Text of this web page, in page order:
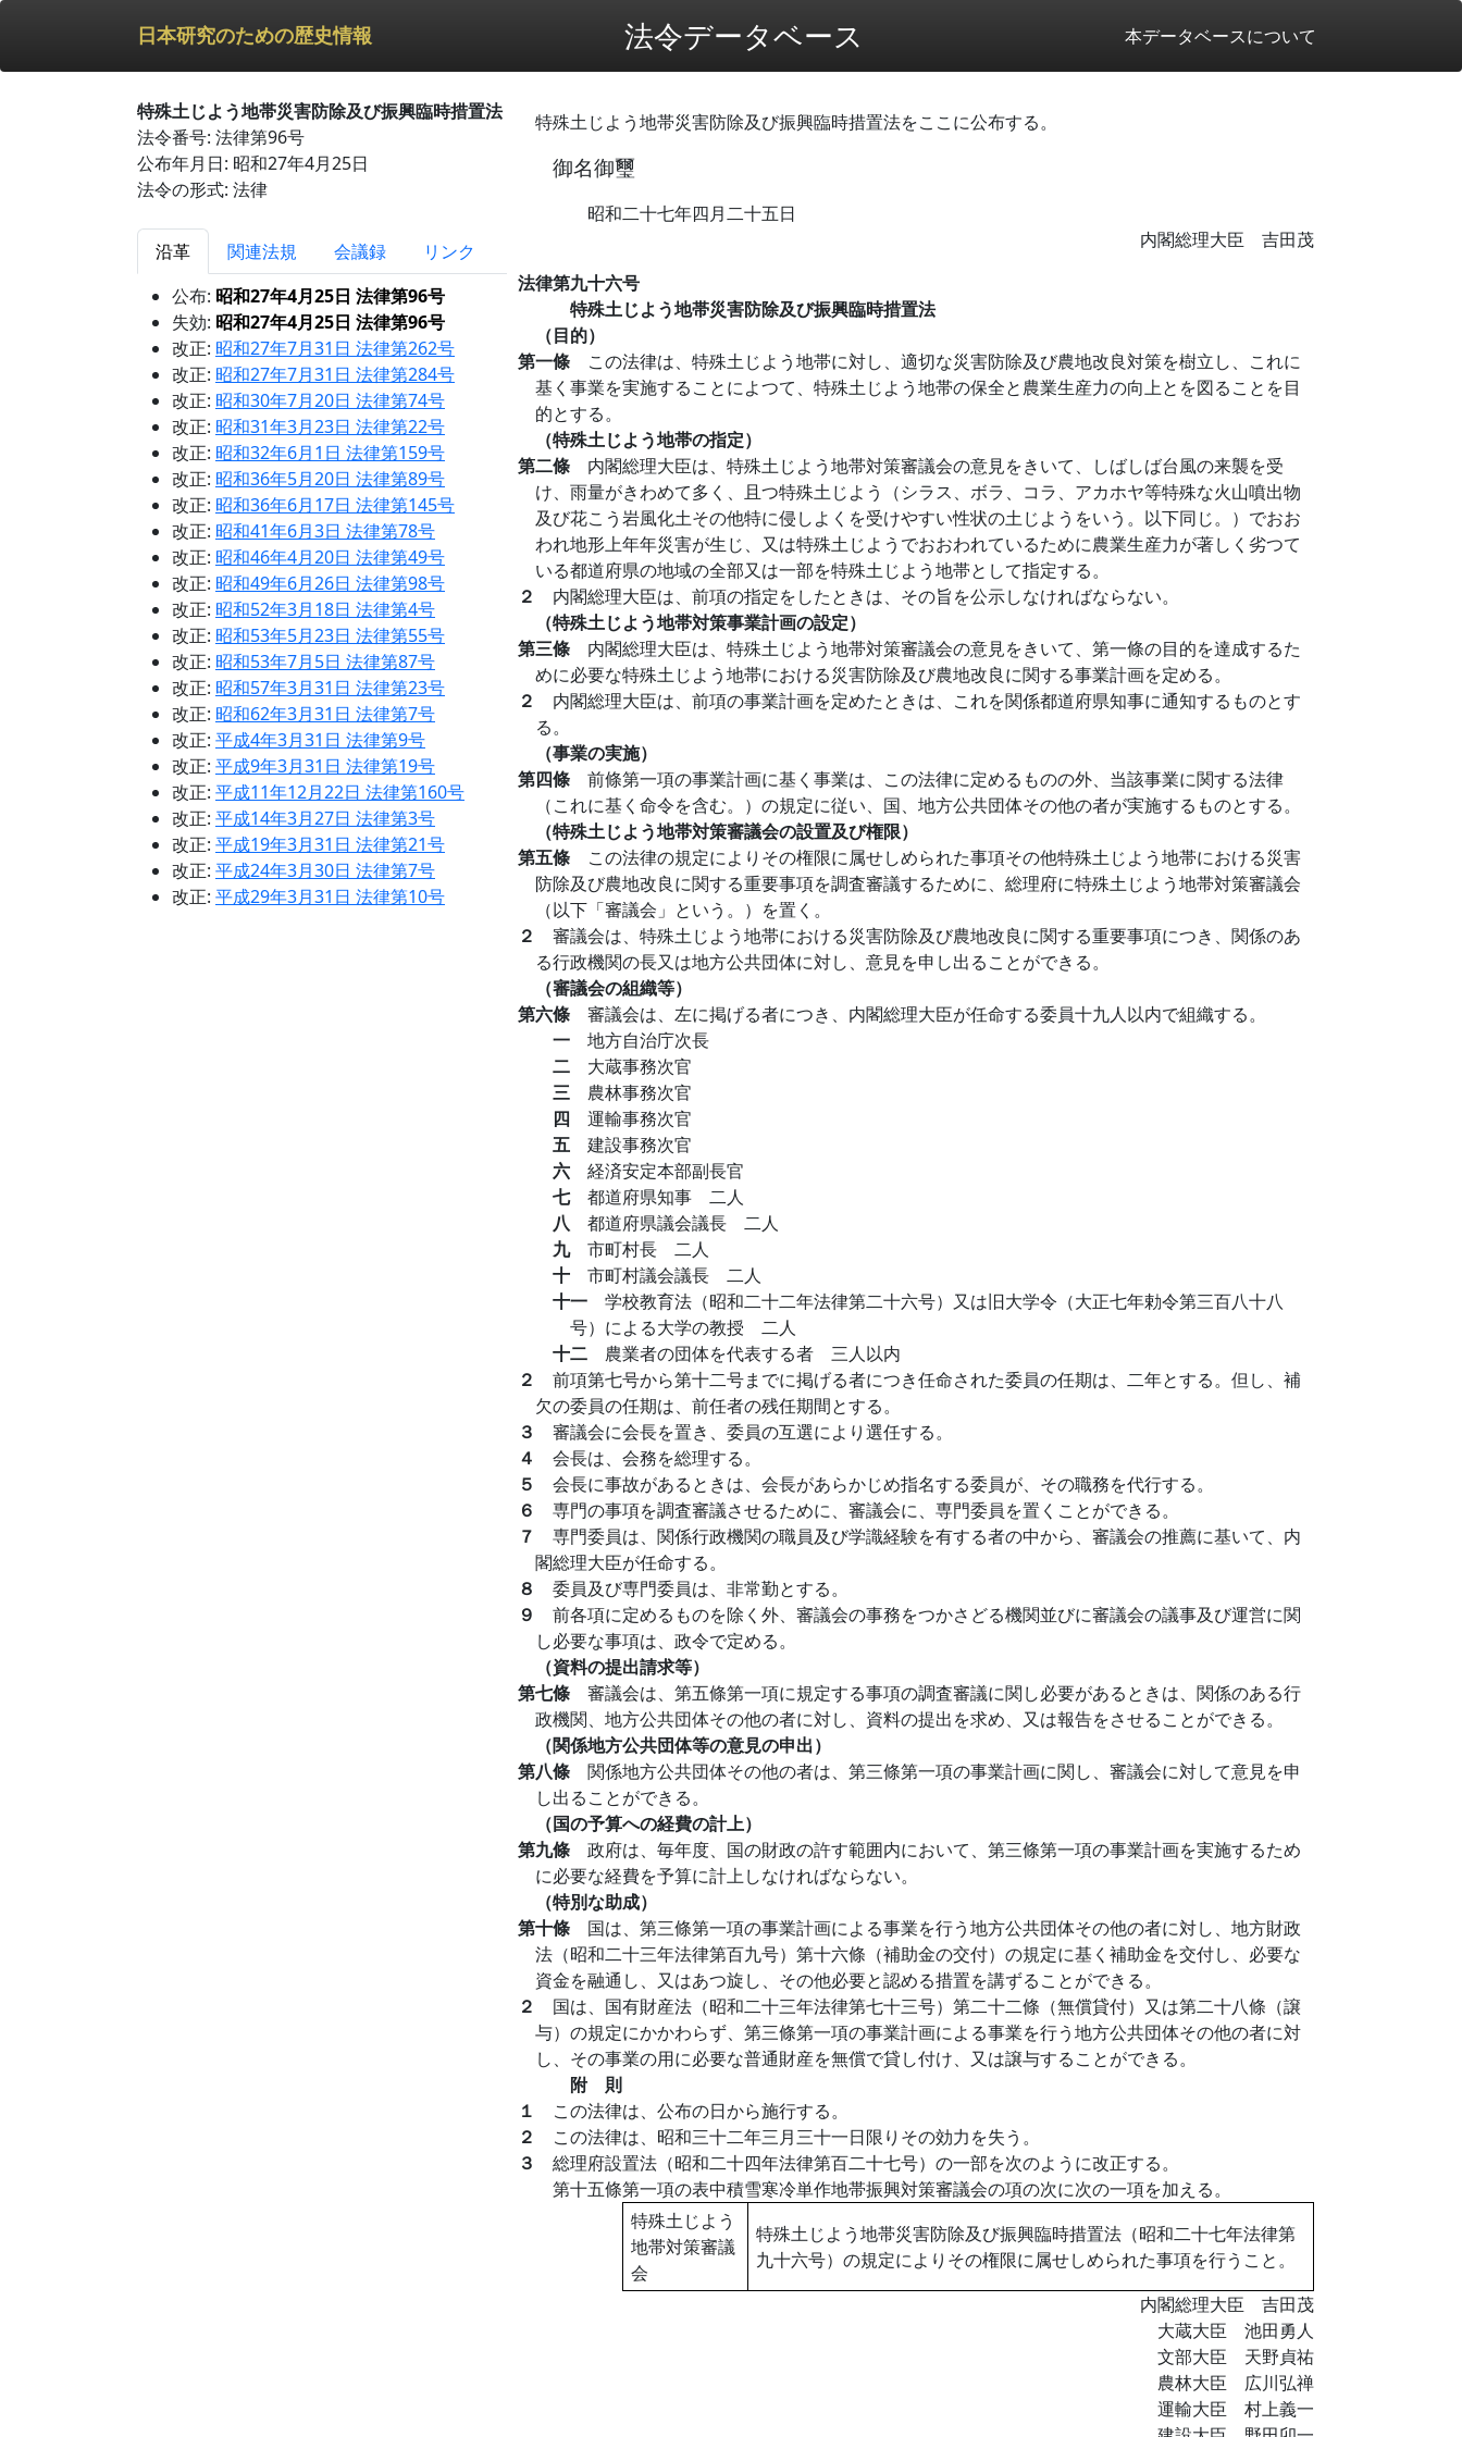
日本研究のための歴史情報 法令データベース 本データベースについて
特殊土じよう地帯災害防除及び振興臨時措置法
法令番号: 法律第96号
公布年月日: 昭和27年4月25日
法令の形式: 法律
沿革 関連法規 会議録
リンク
公布: 昭和27年4月25日 法律第96号
失効: 昭和27年4月25日 法律第96号
改正: 昭和27年7月31日 法律第262号
改正: 昭和27年7月31日 法律第284号
改正: 昭和30年7月20日 法律第74号
改正: 昭和31年3月23日 法律第22号
改正: 昭和32年6月1日 法律第159号
改正: 昭和36年5月20日 法律第89号
改正: 昭和36年6月17日 法律第145号
改正: 昭和41年6月3日 法律第78号
改正: 昭和46年4月20日 法律第49号
改正: 昭和49年6月26日 法律第98号
改正: 昭和52年3月18日 法律第4号
改正: 昭和53年5月23日 法律第55号
改正: 昭和53年7月5日 法律第87号
改正: 昭和57年3月31日 法律第23号
改正: 昭和62年3月31日 法律第7号
改正: 平成4年3月31日 法律第9号
改正: 平成9年3月31日 法律第19号
改正: 平成11年12月22日 法律第160号
改正: 平成14年3月27日 法律第3号
改正: 平成19年3月31日 法律第21号
改正: 平成24年3月30日 法律第7号
改正: 平成29年3月31日 法律第10号
特殊土じよう地帯災害防除及び振興臨時措置法をここに公布する。
御名御璽
昭和二十七年四月二十五日
内閣総理大臣 吉田茂
法律第九十六号
特殊土じよう地帯災害防除及び振興臨時措置法
（目的）
第一條 この法律は、特殊土じよう地帯に対し、適切な災害防除及び農地改良対策を樹立し、これに
基く事業を実施することによつて、特殊土じよう地帯の保全と農業生産力の向上とを図ることを目
的とする。
（特殊土じよう地帯の指定）
第二條 内閣総理大臣は、特殊土じよう地帯対策審議会の意見をきいて、しばしば台風の来襲を受
け、雨量がきわめて多く、且つ特殊土じよう（シラス、ボラ、コラ、アカホヤ等特殊な火山噴出物
及び花こう岩風化土その他特に侵しよくを受けやすい性状の土じようをいう。以下同じ。）でおお
われ地形上年年災害が生じ、又は特殊土じようでおおわれているために農業生産力が著しく劣つて
いる都道府県の地域の全部又は一部を特殊土じよう地帯として指定する。
２ 内閣総理大臣は、前項の指定をしたときは、その旨を公示しなければならない。
（特殊土じよう地帯対策事業計画の設定）
第三條 内閣総理大臣は、特殊土じよう地帯対策審議会の意見をきいて、第一條の目的を達成するた
めに必要な特殊土じよう地帯における災害防除及び農地改良に関する事業計画を定める。
２ 内閣総理大臣は、前項の事業計画を定めたときは、これを関係都道府県知事に通知するものとす
る。
（事業の実施）
第四條 前條第一項の事業計画に基く事業は、この法律に定めるものの外、当該事業に関する法律
（これに基く命令を含む。）の規定に従い、国、地方公共団体その他の者が実施するものとする。
（特殊土じよう地帯対策審議会の設置及び権限）
第五條 この法律の規定によりその権限に属せしめられた事項その他特殊土じよう地帯における災害
防除及び農地改良に関する重要事項を調査審議するために、総理府に特殊土じよう地帯対策審議会
（以下「審議会」という。）を置く。
２ 審議会は、特殊土じよう地帯における災害防除及び農地改良に関する重要事項につき、関係のあ
る行政機関の長又は地方公共団体に対し、意見を申し出ることができる。
（審議会の組織等）
第六條 審議会は、左に掲げる者につき、内閣総理大臣が任命する委員十九人以内で組織する。
一 地方自治庁次長
二 大蔵事務次官
三 農林事務次官
四 運輸事務次官
五 建設事務次官
六 経済安定本部副長官
七 都道府県知事 二人
八 都道府県議会議長 二人
九 市町村長 二人
十 市町村議会議長 二人
十一 学校教育法（昭和二十二年法律第二十六号）又は旧大学令（大正七年勅令第三百八十八
号）による大学の教授 二人
十二 農業者の団体を代表する者 三人以内
２ 前項第七号から第十二号までに掲げる者につき任命された委員の任期は、二年とする。但し、補
欠の委員の任期は、前任者の残任期間とする。
３ 審議会に会長を置き、委員の互選により選任する。
４ 会長は、会務を総理する。
５ 会長に事故があるときは、会長があらかじめ指名する委員が、その職務を代行する。
６ 専門の事項を調査審議させるために、審議会に、専門委員を置くことができる。
７ 専門委員は、関係行政機関の職員及び学識経験を有する者の中から、審議会の推薦に基いて、内
閣総理大臣が任命する。
８ 委員及び専門委員は、非常勤とする。
９ 前各項に定めるものを除く外、審議会の事務をつかさどる機関並びに審議会の議事及び運営に関
し必要な事項は、政令で定める。
（資料の提出請求等）
第七條 審議会は、第五條第一項に規定する事項の調査審議に関し必要があるときは、関係のある行
政機関、地方公共団体その他の者に対し、資料の提出を求め、又は報告をさせることができる。
（関係地方公共団体等の意見の申出）
第八條 関係地方公共団体その他の者は、第三條第一項の事業計画に関し、審議会に対して意見を申
し出ることができる。
（国の予算への経費の計上）
第九條 政府は、毎年度、国の財政の許す範囲内において、第三條第一項の事業計画を実施するため
に必要な経費を予算に計上しなければならない。
（特別な助成）
第十條 国は、第三條第一項の事業計画による事業を行う地方公共団体その他の者に対し、地方財政
法（昭和二十三年法律第百九号）第十六條（補助金の交付）の規定に基く補助金を交付し、必要な
資金を融通し、又はあつ旋し、その他必要と認める措置を講ずることができる。
２ 国は、国有財産法（昭和二十三年法律第七十三号）第二十二條（無償貸付）又は第二十八條（譲
与）の規定にかかわらず、第三條第一項の事業計画による事業を行う地方公共団体その他の者に対
し、その事業の用に必要な普通財産を無償で貸し付け、又は譲与することができる。
附 則
１ この法律は、公布の日から施行する。
２ この法律は、昭和三十二年三月三十一日限りその効力を失う。
３ 総理府設置法（昭和二十四年法律第百二十七号）の一部を次のように改正する。
第十五條第一項の表中積雪寒冷単作地帯振興対策審議会の項の次に次の一項を加える。
特殊土じよう
地帯対策審議
会
特殊土じよう地帯災害防除及び振興臨時措置法（昭和二十七年法律第
九十六号）の規定によりその権限に属せしめられた事項を行うこと。
内閣総理大臣 吉田茂
大蔵大臣 池田勇人
文部大臣 天野貞祐
農林大臣 広川弘禅
運輸大臣 村上義一